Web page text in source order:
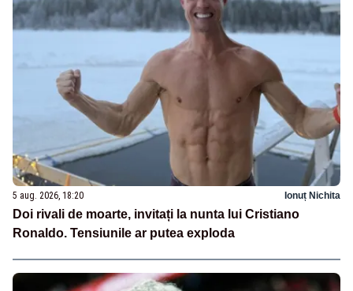
5 aug. 2026, 18:20 Ionuț Nichita
Doi rivali de moarte, invitați la nunta lui Cristiano
Ronaldo. Tensiunile ar putea exploda